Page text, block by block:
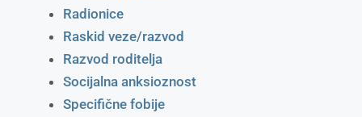
Radionice
Raskid veze/razvod
Razvod roditelja
Socijalna anksioznost
Specifične fobije